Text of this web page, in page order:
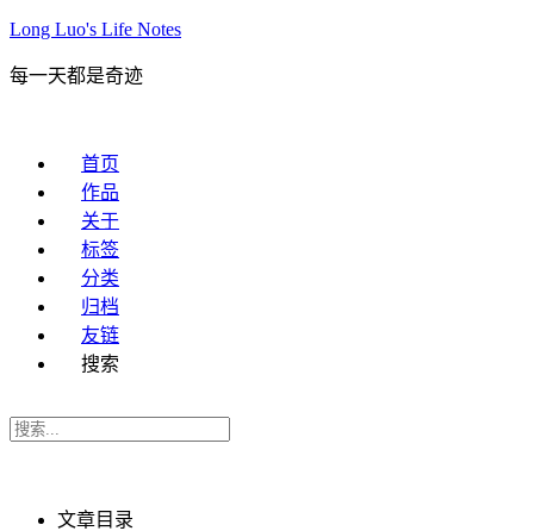
Long Luo's Life Notes
每一天都是奇迹
首页
作品
关于
标签
分类
归档
友链
搜索
文章目录